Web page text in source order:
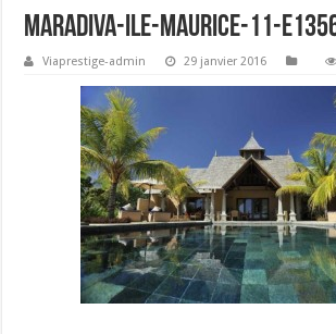
Maradiva-Ile-Maurice-11-
Viaprestige-admin 29 janvier 2016